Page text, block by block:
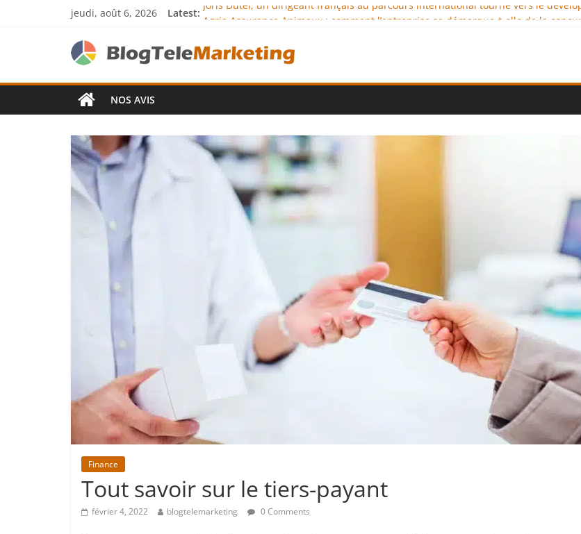
jeudi, août 6, 2026 Latest: Joris Dutel, un dirigeant français au parcours international tourné vers le
JCA Academy : l’excellence au service de l’indépendance financière
Denis Bouclon : la diplomatie éducative comme moteur de coopération
NOS AVIS
Finance
Tout savoir sur le tiers-payant
février 4, 2022 blogtelemarketing 0 Comments